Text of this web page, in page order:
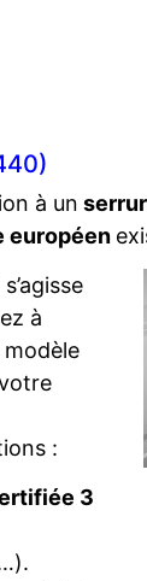
à un
européen
à
modèle
:
3